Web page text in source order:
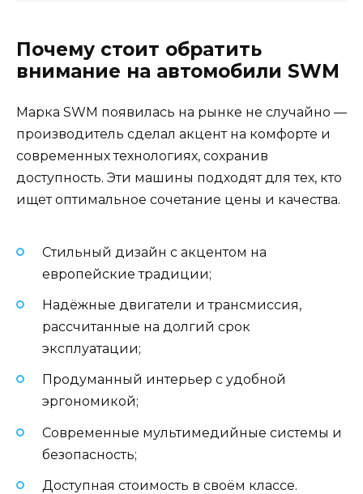
Почему стоит обратить
внимание на автомобили SWM
Марка SWM появилась на рынке не случайно —
производитель сделал акцент на комфорте и
современных технологиях, сохранив
доступность. Эти машины подходят для тех, кто
ищет оптимальное сочетание цены и качества.
Стильный дизайн с акцентом на
европейские традиции;
Надёжные двигатели и трансмиссия,
рассчитанные на долгий срок
эксплуатации;
Продуманный интерьер с удобной
эргономикой;
Современные мультимедийные системы и
безопасность;
Доступная стоимость в своём классе.